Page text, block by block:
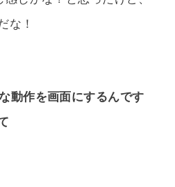
な！
動作を画面にするんです